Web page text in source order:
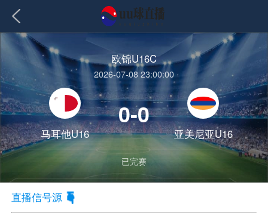
欧锦U16C
2026-07-08 23:00:00
马耳他U16
0-0
亚美尼亚U16
已完赛
直播信号源